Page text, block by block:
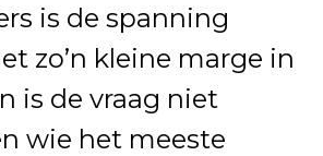
is de spanning
zo’n kleine marge in
is de vraag niet
wie het meeste